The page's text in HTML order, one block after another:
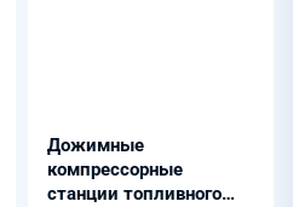
Дожимные
компрессорные
станции топливного